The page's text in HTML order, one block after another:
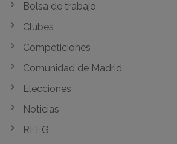
Bolsa de trabajo
Clubes
Competiciones
Comunidad de Madrid
Elecciones
Noticias
RFEG